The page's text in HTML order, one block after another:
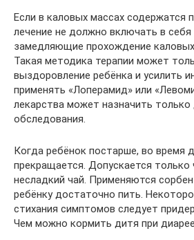
Если в каловых массах содержатся
лечение не должно включать в себя
замедляющие прохождение
Такая методика терапии может
выздоровление ребёнка и усилить
применять «Лоперамид» или
лекарства может назначить
обследования.
Когда ребёнок постарше, во время
прекращается. Допускается только
несладкий чай. Применяются
ребёнку достаточно пить.
стихания симптомов следует
Чем можно кормить дитя при